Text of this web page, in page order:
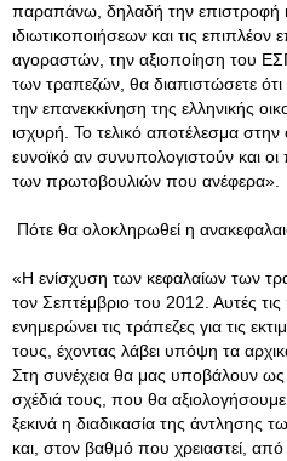
παραπάνω, δηλαδή την επιστροφή
ιδιωτικοποιήσεων και τις επιπλέον
αγοραστών, την αξιοποίηση του
των τραπεζών, θα διαπιστώσετε
την επανεκκίνηση της ελληνικής
ισχυρή. Το τελικό αποτέλεσμα στην
ευνοϊκό αν συνυπολογιστούν και οι
των πρωτοβουλιών που ανέφερα».
Πότε θα ολοκληρωθεί η
«Η ενίσχυση των κεφαλαίων των
τον Σεπτέμβριο του 2012. Αυτές
ενημερώνει τις τράπεζες για τις
τους, έχοντας λάβει υπόψη τα
Στη συνέχεια θα μας υποβάλουν ως
σχέδιά τους, που θα
ξεκινά η διαδικασία της άντλησης
και, στον βαθμό που χρειαστεί,